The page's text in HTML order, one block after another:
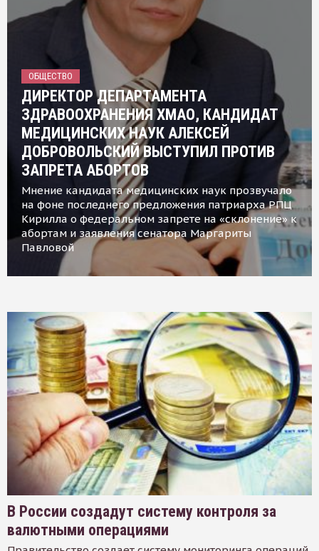
ОБЩЕСТВО
ДИРЕКТОР ДЕПАРТАМЕНТА
ЗДРАВООХРАНЕНИЯ ХМАО, КАНДИДАТ
МЕДИЦИНСКИХ НАУК АЛЕКСЕЙ
ДОБРОВОЛЬСКИЙ ВЫСТУПИЛ ПРОТИВ
ЗАПРЕТА АБОРТОВ
Мнение кандидата медицинских наук прозвучало
на фоне последнего предложения патриарха РПЦ
Кирилла о федеральном запрете на «склонение» к
абортам и заявления сенатора Маргариты
Павловой
В России создадут систему контроля за
валютными операциями